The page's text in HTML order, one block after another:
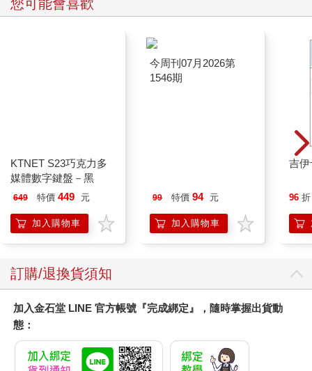
您可能會喜歡
KTNET S23巧克力多
媒體數字鍵盤－黑
649 特價 449 元
加入購物車
99 特價 94 元
加入購物車
吉
96 折
訂購/退換貨須知
加入金石堂 LINE 官方帳號『完成綁定』，隨時掌握出貨動
態：